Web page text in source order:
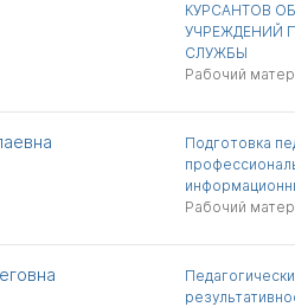
КУРСАНТОВ
УЧРЕЖДЕНИЙ
СЛУЖБЫ
Рабочий
Подготовка
Рабочий